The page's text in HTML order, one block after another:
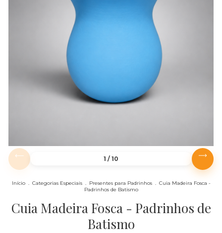
1 / 10
Início . Categorias Especiais . Presentes para Padrinhos . Cuia Madeira Fosca -
Padrinhos de Batismo
Cuia Madeira Fosca - Padrinhos de
Batismo